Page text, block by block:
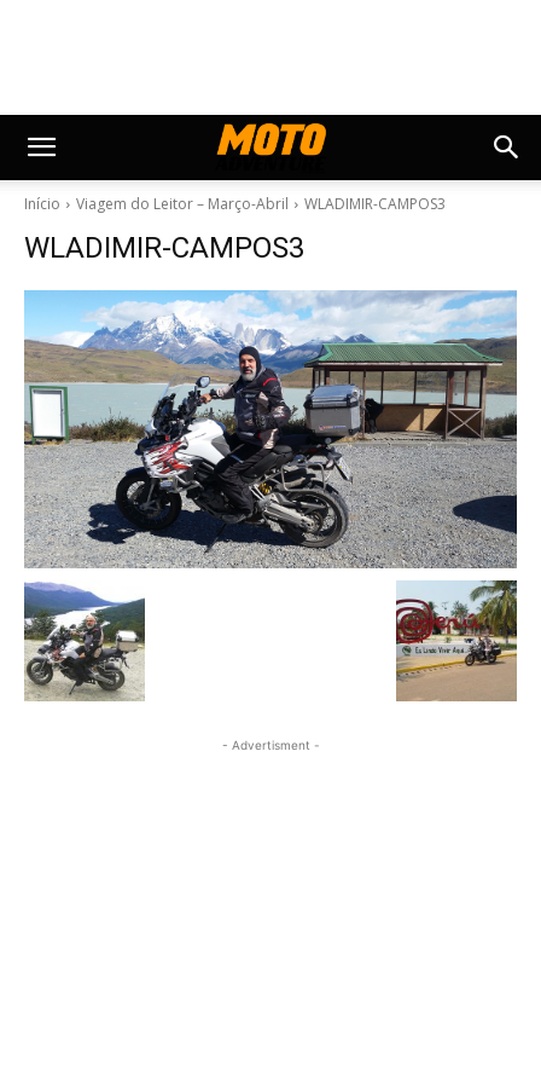
Início Viagem do Leitor – Março-Abril WLADIMIR-CAMPOS3
WLADIMIR-CAMPOS3
- Advertisment -